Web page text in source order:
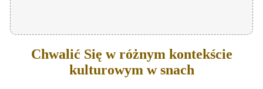
Chwalić Się w różnym kontekście
kulturowym w snach